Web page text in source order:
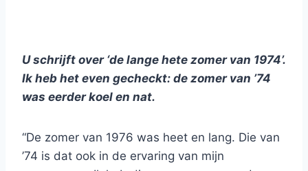
U schrijft over ‘de lange hete zomer van 1974’.
Ik heb het even gecheckt: de zomer van ’74
was eerder koel en nat.
“De zomer van 1976 was heet en lang. Die van
’74 is dat ook in de ervaring van mijn